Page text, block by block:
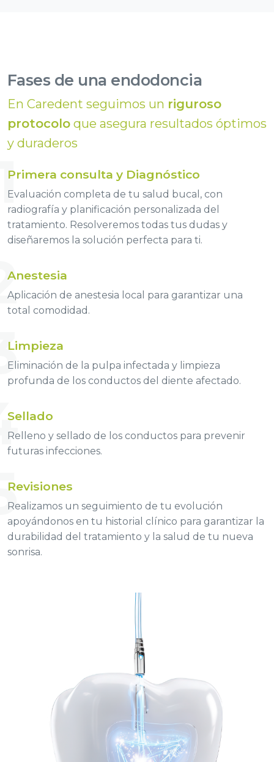
Fases de una endodoncia
En Caredent seguimos un riguroso
protocolo que asegura resultados óptimos
y duraderos
Primera consulta y Diagnóstico
Evaluación completa de tu salud bucal, con
radiografía y planificación personalizada del
tratamiento. Resolveremos todas tus dudas y
diseñaremos la solución perfecta para ti.
Anestesia
Aplicación de anestesia local para garantizar una
total comodidad.
Limpieza
Eliminación de la pulpa infectada y limpieza
profunda de los conductos del diente afectado.
Sellado
Relleno y sellado de los conductos para prevenir
futuras infecciones.
Revisiones
Realizamos un seguimiento de tu evolución
apoyándonos en tu historial clínico para garantizar la
durabilidad del tratamiento y la salud de tu nueva
sonrisa.